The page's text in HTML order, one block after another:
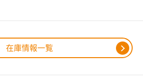
在庫情報一覧